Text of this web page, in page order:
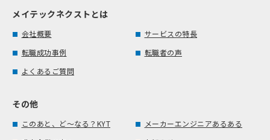
メイテックネクストとは
会社概要
サービスの特長
転職成功事例
転職者の声
よくあるご質問
その他
このあと、ど～なる？KYT
メーカーエンジニアあるある